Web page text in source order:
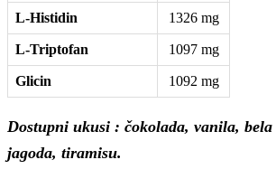
L-Histidin 1326 mg
L-Triptofan 1097 mg
Glicin 1092 mg
Dostupni ukusi : čokolada, vanila, bela
jagoda, tiramisu.